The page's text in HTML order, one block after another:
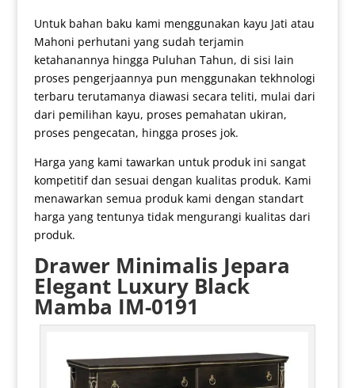
Untuk bahan baku kami menggunakan kayu Jati atau
Mahoni perhutani yang sudah terjamin
ketahanannya hingga Puluhan Tahun, di sisi lain
proses pengerjaannya pun menggunakan tekhnologi
terbaru terutamanya diawasi secara teliti, mulai dari
dari pemilihan kayu, proses pemahatan ukiran,
proses pengecatan, hingga proses jok.
Harga yang kami tawarkan untuk produk ini sangat
kompetitif dan sesuai dengan kualitas produk. Kami
menawarkan semua produk kami dengan standart
harga yang tentunya tidak mengurangi kualitas dari
produk.
Drawer Minimalis Jepara
Elegant Luxury Black
Mamba IM-0191